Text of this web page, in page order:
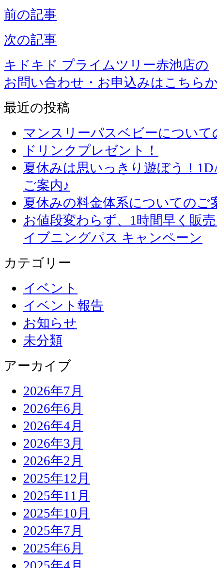
前の記事
次の記事
キドキド プライムツリー赤池店の
お問い合わせ・お申込みはこちら
最近の投稿
マンスリーパスベビーについて
ドリンクプレゼント！
夏休みは思いっきり遊ぼう！
ご案内♪
夏休みの料金体系についてのご
お値段変わらず、1
イブニングパス キャンペーン
カテゴリー
イベント
イベント報告
お知らせ
未分類
アーカイブ
2026年7月
2026年6月
2026年4月
2026年3月
2026年2月
2025年12月
2025年11月
2025年10月
2025年7月
2025年6月